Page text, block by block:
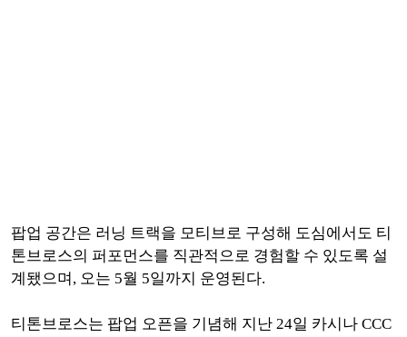
팝업 공간은 러닝 트랙을 모티브로 구성해 도심에서도 티
톤브로스의 퍼포먼스를 직관적으로 경험할 수 있도록 설
계됐으며, 오는 5월 5일까지 운영된다.
티톤브로스는 팝업 오픈을 기념해 지난 24일 카시나 CCC